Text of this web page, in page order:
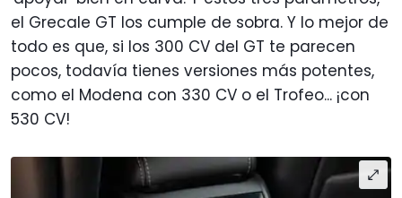
el Grecale GT los cumple de sobra. Y lo mejor de
todo es que, si los 300 CV del GT te parecen
pocos, todavía tienes versiones más potentes,
como el Modena con 330 CV o el Trofeo... ¡con
530 CV!